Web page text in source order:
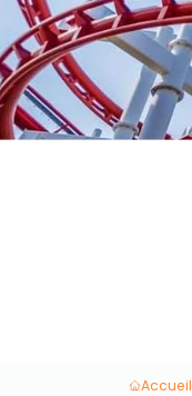
Accueil